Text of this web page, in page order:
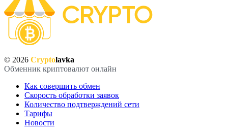
© 2026 Cryptolavka
Обменник криптовалют онлайн
Как совершить обмен
Скорость обработки заявок
Количество подтверждений сети
Тарифы
Новости